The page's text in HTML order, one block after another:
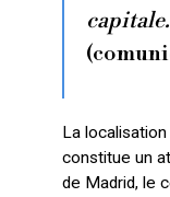
La
constitue un
de Madrid, le